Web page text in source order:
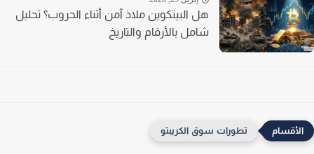
هل البيتكوين ملاذ آمن أثناء الحروب؟ تحليل
شامل بالأرقام والتاريخ
تطورات سوق الكريبتو